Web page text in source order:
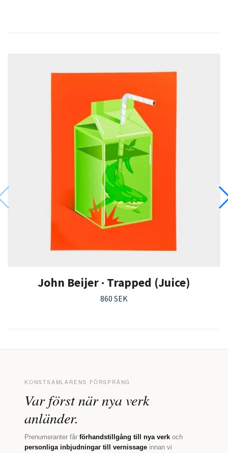
John Beijer · Trapped (Juice)
860 SEK
KONSTSAMLARENS FÖRSPRÅNG
Var först när nya verk
anländer.
Prenumeranter får förhandstillgång till nya verk och
personliga inbjudningar till vernissage innan vi